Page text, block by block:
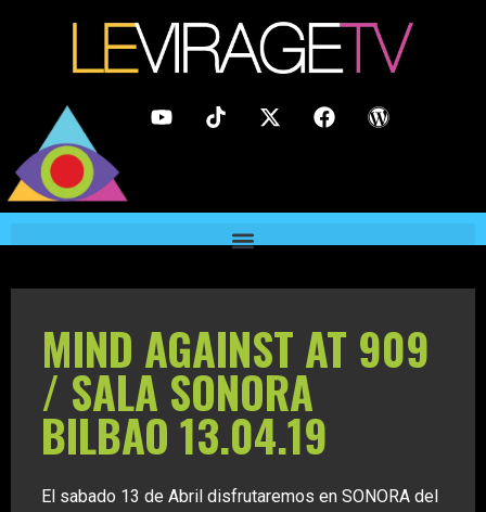
MIND AGAINST AT 909
/ SALA SONORA
BILBAO 13.04.19
El sabado 13 de Abril disfrutaremos en SONORA del